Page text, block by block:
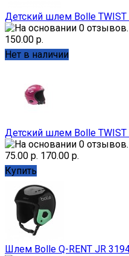
Детский шлем Bolle TWIST
150.00 р.
Нет в наличии
Детский шлем Bolle TWIST
75.00 р. 170.00 р.
Купить
Шлем Bolle Q-RENT JR